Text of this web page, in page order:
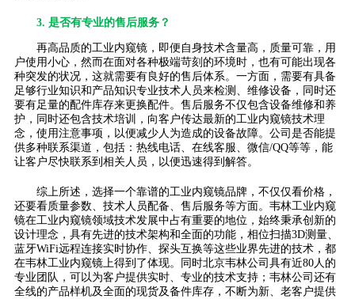
3. 是否有专业的售后服务？
再高品质的工业内窥镜，即便自身技术含量高，质量可靠，用
户使用小心，然而在面对各种极端苛刻的环境时，也有可能出现各
种突发的状况，这就需要有良好的售后体系。一方面，需要有具备
足够行业知识和产品知识专业技术人员来检测、维修设备，同时还
要有足量的配件库存来更换配件。售后服务不仅包含设备维修和养
护，同时还包含技术培训，向客户传达最新的工业内窥镜技术理
念，使用注意事项，以便减少人为造成的设备故障。公司是否能提
供多种联系渠道，包括：热线电话、在线客服、微信/QQ等等，能
让客户尽快联系到相关人员，以便迅速得到解答。
综上所述，选择一个靠谱的工业内窥镜品牌，不仅仅看价格，
还要看质量参数、技术人员配备、售后服务等方面。韦林工业内窥
镜在工业内窥镜领域技术发展中占有重要的地位，始终秉承创新的
设计理念，具有先进的技术架构和全面的功能，相位扫描3D测量、
蓝牙WiFi远程连接实时协作、探头互换等这些业界先进的技术，都
在韦林工业内窥镜上得到了体现。同时北京韦林公司具有近80人的
专业团队，可以为客户提供实时、专业的技术支持；韦林公司还有
全线的产品样机及全面的现货及备件库存，不断为新、老客户提供